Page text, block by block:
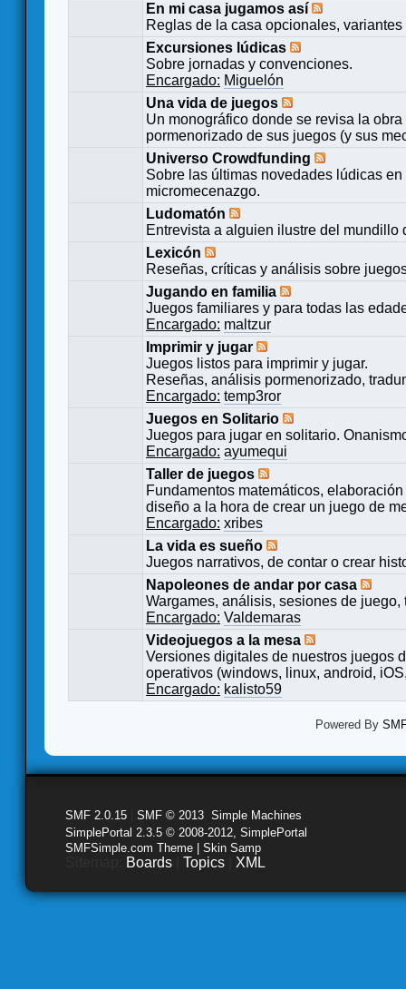
En mi casa jugamos así
Reglas de la casa opcionales,
Excursiones lúdicas
Sobre jornadas y convenciones.
Encargado: Miguelón
Una vida de juegos
Un monográfico donde se revisa la
pormenorizado de sus juegos (y sus
Universo Crowdfunding
Sobre las últimas novedades lúdicas
micromecenazgo.
Ludomatón
Entrevista a alguien ilustre del mundillo
Lexicón
Reseñas, críticas y análisis sobre
Jugando en familia
Juegos familiares y para todas las
Encargado: maltzur
Imprimir y jugar
Juegos listos para imprimir y jugar.
Reseñas, análisis pormenorizado,
Encargado: temp3ror
Juegos en Solitario
Juegos para jugar en solitario.
Encargado: ayumequi
Taller de juegos
Fundamentos matemáticos,
diseño a la hora de crear un juego de
Encargado: xribes
La vida es sueño
Juegos narrativos, de contar o crear
Napoleones de andar por casa
Wargames, análisis, sesiones de
Encargado: Valdemaras
Videojuegos a la mesa
Versiones digitales de nuestros juegos
operativos (windows, linux, android,
Encargado: kalisto59
Powered By
SMF 2.0.15 SMF © 2013 Simple Machines
SimplePortal 2.3.5 © 2008-2012, SimplePortal
SMFSimple.com Theme | Skin Samp
Boards Topics XML